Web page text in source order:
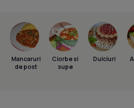
Mancaruri
de post
Ciorbe si
supe
Dulciuri